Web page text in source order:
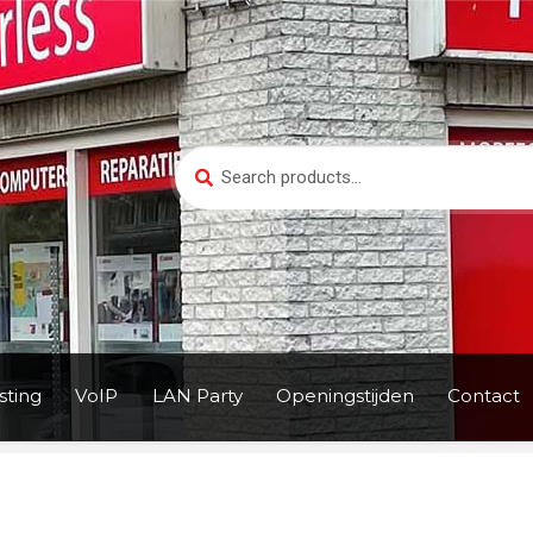
Search
for:
Search
VoIP LAN Party Openingstijden Contact